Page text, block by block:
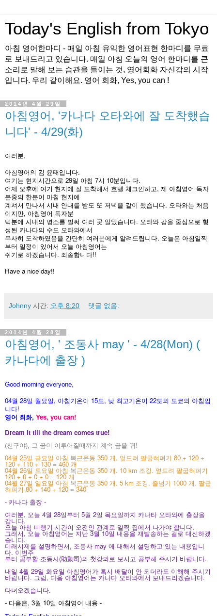
Today's English from Tokyo
아침 영어한마디 - 매일 아침 유익한 영어표현 한마디를 무료
로 보내드리고 있습니다. 매일 아침 오늘의 영어 한마디를 큰
소리로 말해 보는 습관을 들이는 것, 영어회화 자신감의 시작
입니다. 우리 같이해요. 영어 회화, Yes, you can !
2014년 4월 29일
아침영어, '카나다 오타와에 잘 도착했습
니다' - 4/29(화)
여러분,
아침영어의 김 윤태입니다.
여기는 현지시간으로 29일 아침 7시 10분입니다.
어제 오후에 여기 현지에 잘 도착해서 호텔 체크인하고, 제 아침영어 독자
분중의 한분이 마침 현지에
계셔서 만나서 시내 안내를 받도 또 저녁을 같이 했습니다. 오타와는 처음
이지만, 아침영어 독자분
덕분에 시내의 명소를 벌써 여러 곳 알았습니다. 오타와 강을 중심으로 형
성된 카나다의 수도 오타와에서
무사히 도착하였음을 간단히 여러분에게 알려드립니다. 오늘은 아침일찍
부터 일정이 있어서 오늘 아침영어는
쉬기로 하겠습니다. 죄송합니다!!
Have a nice day!!
Johnny 시간: 오후 8:20 댓글 없음:
2014년 4월 28일
아침영어, ' 조동사 may ' - 4/28(Mon) (
카나다에 출장 )
Good morning everyone,
04월 28일 월 요일, 아침기온이 15도, 낮 최고기온이 22도의 도쿄의 아침입
니다!
영어 회화, Yes, you can!
Dream it till the dream comes true!
(친구야), 그 꿈이 이루어질때까지 계속 꿈을 꿔!
04월 25일 금요일 아침 복근운동 350 개. 엎드려 팔굽혀펴기 80 + 120 +
120 + 110 + 130 = 460 개
04월 26일 토요일 아침 복근운동 350 개. 10 km 조깅. 엎드려 팔굽혀펴기
120 + 0 + 0 + 0 = 120 개
04월 27일 일요일 아침 복근운동 350 개. 5 km 조깅. 줄넘기 1000 개. 팔굽
혀펴기 80 + 140 + 120 = 340
- 카나다 출장 -
여러분, 오늘 4월 28일부터 5월 2일 목요일까지 카나타 오타와에 출장을
갑니다.
오늘 아침 비행기 시간이 오전인 관계로 일찍 집에서 나가야 합니다.
그래서, 오늘 아침영어는 지난 3월 10일 내용을 재발송하는 걸로 대신하겠
습니다.
미래시제를 설명하면서, 조동사 may 에 대해서 설명하고 있는 내용입니
다. 이번주
부터 공부할 조동사(助動司)의 첫강의로 보시고 공부해 주시기 바랍니다.
내일 4월 29일 화요일 아침영어가 혹시 배달이 안 되더라도 이해해 주시기
바랍니다. 그럼, 다음 아침영어는 카나다 오타와에서 보내드리겠습니다.
다녀오겠습니다.
- 다음은, 3월 10일 아침영어 내용 -